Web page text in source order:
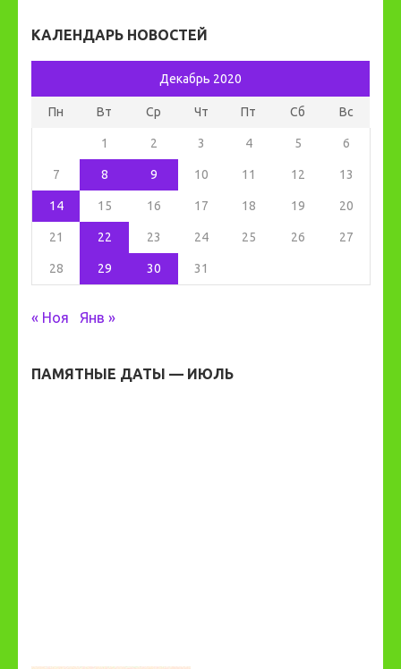
КАЛЕНДАРЬ НОВОСТЕЙ
Декабрь 2020
Пн Вт Ср Чт Пт Сб Вс
1 2 3 4 5 6
7 8 9 10 11 12 13
14 15 16 17 18 19 20
21 22 23 24 25 26 27
28 29 30 31
« Ноя Янв »
ПАМЯТНЫЕ ДАТЫ — ИЮЛЬ